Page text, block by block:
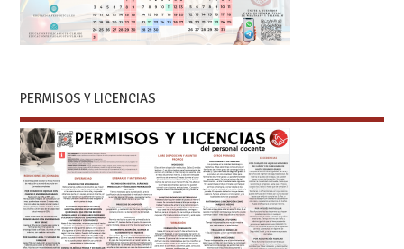
PERMISOS Y LICENCIAS